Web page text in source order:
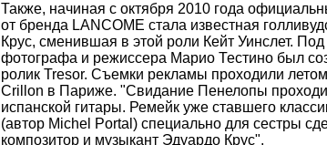
Также, начиная с октября 2010 года
от бренда LANCOME стала известная
Крус, сменившая в этой роли Кейт Уинслет.
фотографа и режиссера Марио Тестино был
ролик Tresor. Съемки рекламы проходили
Crillon в Париже. "Свидание Пенелопы
испанской гитары. Ремейк уже ставшего
(автор Michel Portal) специально для сестры
композитор и музыкант Эдуардо Крус".